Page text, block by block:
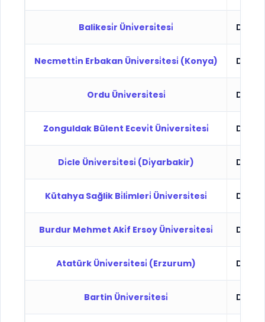
Balikesi̇r Üni̇versi̇tesi̇ Devlet
Necmetti̇n Erbakan Üni̇versi̇tesi̇ (Konya) Devlet
Ordu Üni̇versi̇tesi̇ Devlet
Zonguldak Bülent Ecevi̇t Üni̇versi̇tesi̇ Devlet
Di̇cle Üni̇versi̇tesi̇ (Di̇yarbakir) Devlet
Kütahya Sağlik Bi̇li̇mleri̇ Üni̇versi̇tesi̇ Devlet
Burdur Mehmet Aki̇f Ersoy Üni̇versi̇tesi̇ Devlet
Atatürk Üni̇versi̇tesi̇ (Erzurum) Devlet
Bartin Üni̇versi̇tesi̇ Devlet